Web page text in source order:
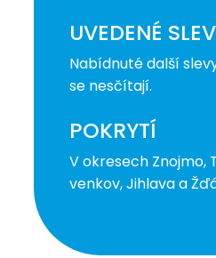
UVEDENÉ
Nabídnuté další
se nesčítají.
POKRYTÍ
V okresech Znojmo,
venkov, Jihlava a